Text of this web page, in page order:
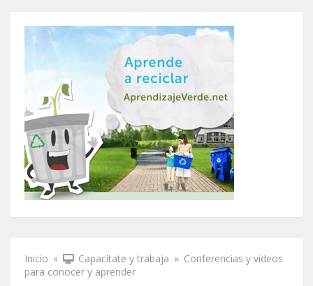
Se encuentra usted aquí
Inicio » Capacítate y trabaja » Conferencias y videos
para conocer y aprender